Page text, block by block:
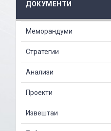
ДОКУМЕНТИ
Меморандуми
Стратегии
Анализи
Проекти
Извештаи